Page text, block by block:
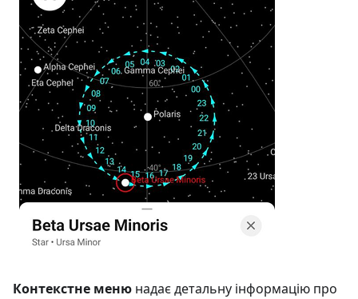
Контекстне меню надає детальну інформацію про